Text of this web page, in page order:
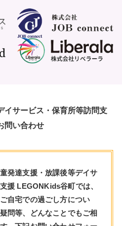
イサービス・保育所等訪問支
問い合わせ
発達支援・放課後等デイサ
援 LEGONKids谷町では、
自宅での過ごし方につい
問等、どんなことでもご相